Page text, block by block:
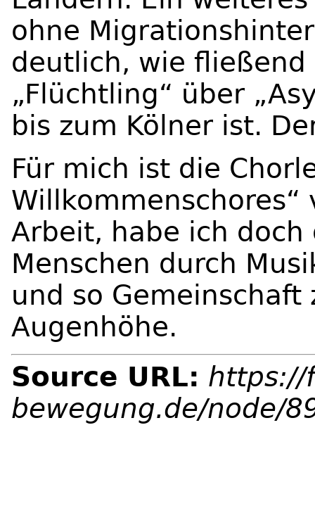
ohne
deutlich, wie
„Flüchtling“ über
bis zum Kölner ist.
Für mich ist die
Arbeit, habe ich
Menschen durch
und so
Augenhöhe.
Source URL: https://
bewegung.de/node/